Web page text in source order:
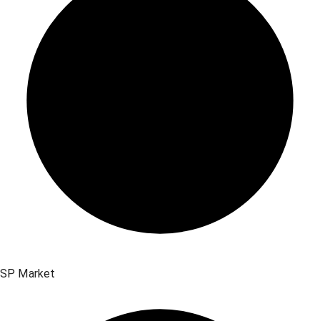
SP Market